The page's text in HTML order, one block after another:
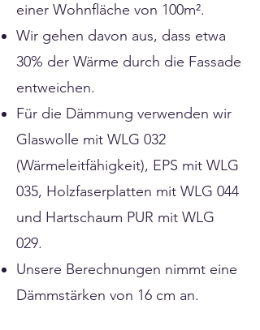
einer Wohnfläche von 100m².
Wir gehen davon aus, dass etwa
30% der Wärme durch die Fassade
entweichen.
Für die Dämmung verwenden wir
Glaswolle mit WLG 032
(Wärmeleitfähigkeit), EPS mit WLG
035, Holzfaserplatten mit WLG 044
und Hartschaum PUR mit WLG
029.
Unsere Berechnungen nimmt eine
Dämmstärken von 16 cm an.